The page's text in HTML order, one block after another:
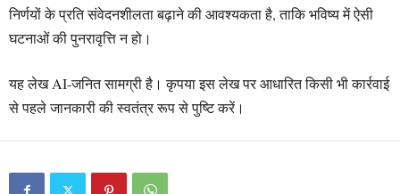
निर्णयों के प्रति संवेदनशीलता बढ़ाने की आवश्यकता है, ताकि भविष्य में ऐसी
घटनाओं की पुनरावृत्ति न हो।
यह लेख AI-जनित सामग्री है। कृपया इस लेख पर आधारित किसी भी कार्रवाई
से पहले जानकारी की स्वतंत्र रूप से पुष्टि करें।